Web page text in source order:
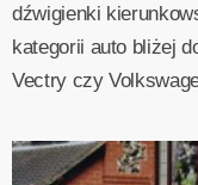
dźwigienki
kategorii auto bliżej
Vectry czy